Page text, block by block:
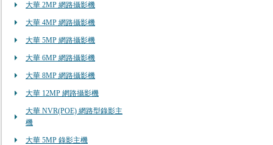
大華 2MP 網路攝影機
大華 4MP 網路攝影機
大華 5MP 網路攝影機
大華 6MP 網路攝影機
大華 8MP 網路攝影機
大華 12MP 網路攝影機
大華 NVR(POE) 網路型錄影主
機
大華 5MP 錄影主機